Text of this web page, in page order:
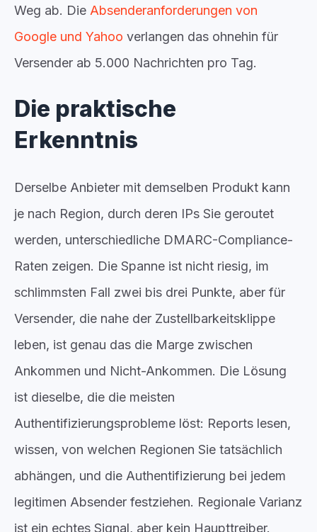
Weg ab. Die Absenderanforderungen von
Google und Yahoo verlangen das ohnehin für
Versender ab 5.000 Nachrichten pro Tag.
Die praktische
Erkenntnis
Derselbe Anbieter mit demselben Produkt kann
je nach Region, durch deren IPs Sie geroutet
werden, unterschiedliche DMARC-Compliance-
Raten zeigen. Die Spanne ist nicht riesig, im
schlimmsten Fall zwei bis drei Punkte, aber für
Versender, die nahe der Zustellbarkeitsklippe
leben, ist genau das die Marge zwischen
Ankommen und Nicht-Ankommen. Die Lösung
ist dieselbe, die die meisten
Authentifizierungsprobleme löst: Reports lesen,
wissen, von welchen Regionen Sie tatsächlich
abhängen, und die Authentifizierung bei jedem
legitimen Absender festziehen. Regionale Varianz
ist ein echtes Signal, aber kein Haupttreiber.